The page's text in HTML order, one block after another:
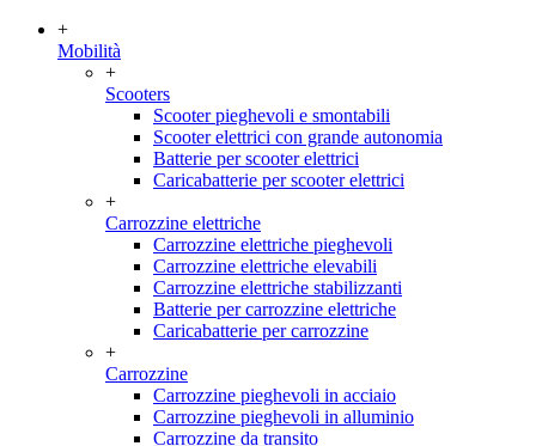
+
Mobilità
+
Scooters
Scooter pieghevoli e smontabili
Scooter elettrici con grande autonomia
Batterie per scooter elettrici
Caricabatterie per scooter elettrici
+
Carrozzine elettriche
Carrozzine elettriche pieghevoli
Carrozzine elettriche elevabili
Carrozzine elettriche stabilizzanti
Batterie per carrozzine elettriche
Caricabatterie per carrozzine
+
Carrozzine
Carrozzine pieghevoli in acciaio
Carrozzine pieghevoli in alluminio
Carrozzine da transito